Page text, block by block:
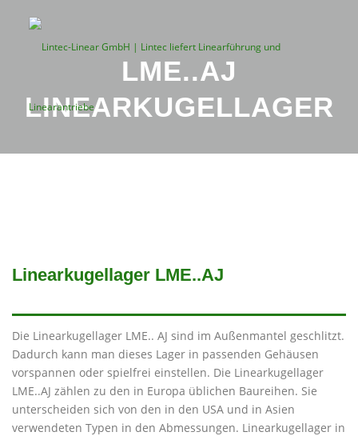
KATALOGE CAD-DATEN
KONTAKT
LME..AJ
LINEARKUGELLAGER
Linearkugellager LME..AJ
Die Linearkugellager LME.. AJ sind im Außenmantel geschlitzt.
Dadurch kann man dieses Lager in passenden Gehäusen
vorspannen oder spielfrei einstellen. Die Linearkugellager
LME..AJ zählen zu den in Europa üblichen Baureihen. Sie
unterscheiden sich von den in den USA und in Asien
verwendeten Typen in den Abmessungen. Linearkugellager in